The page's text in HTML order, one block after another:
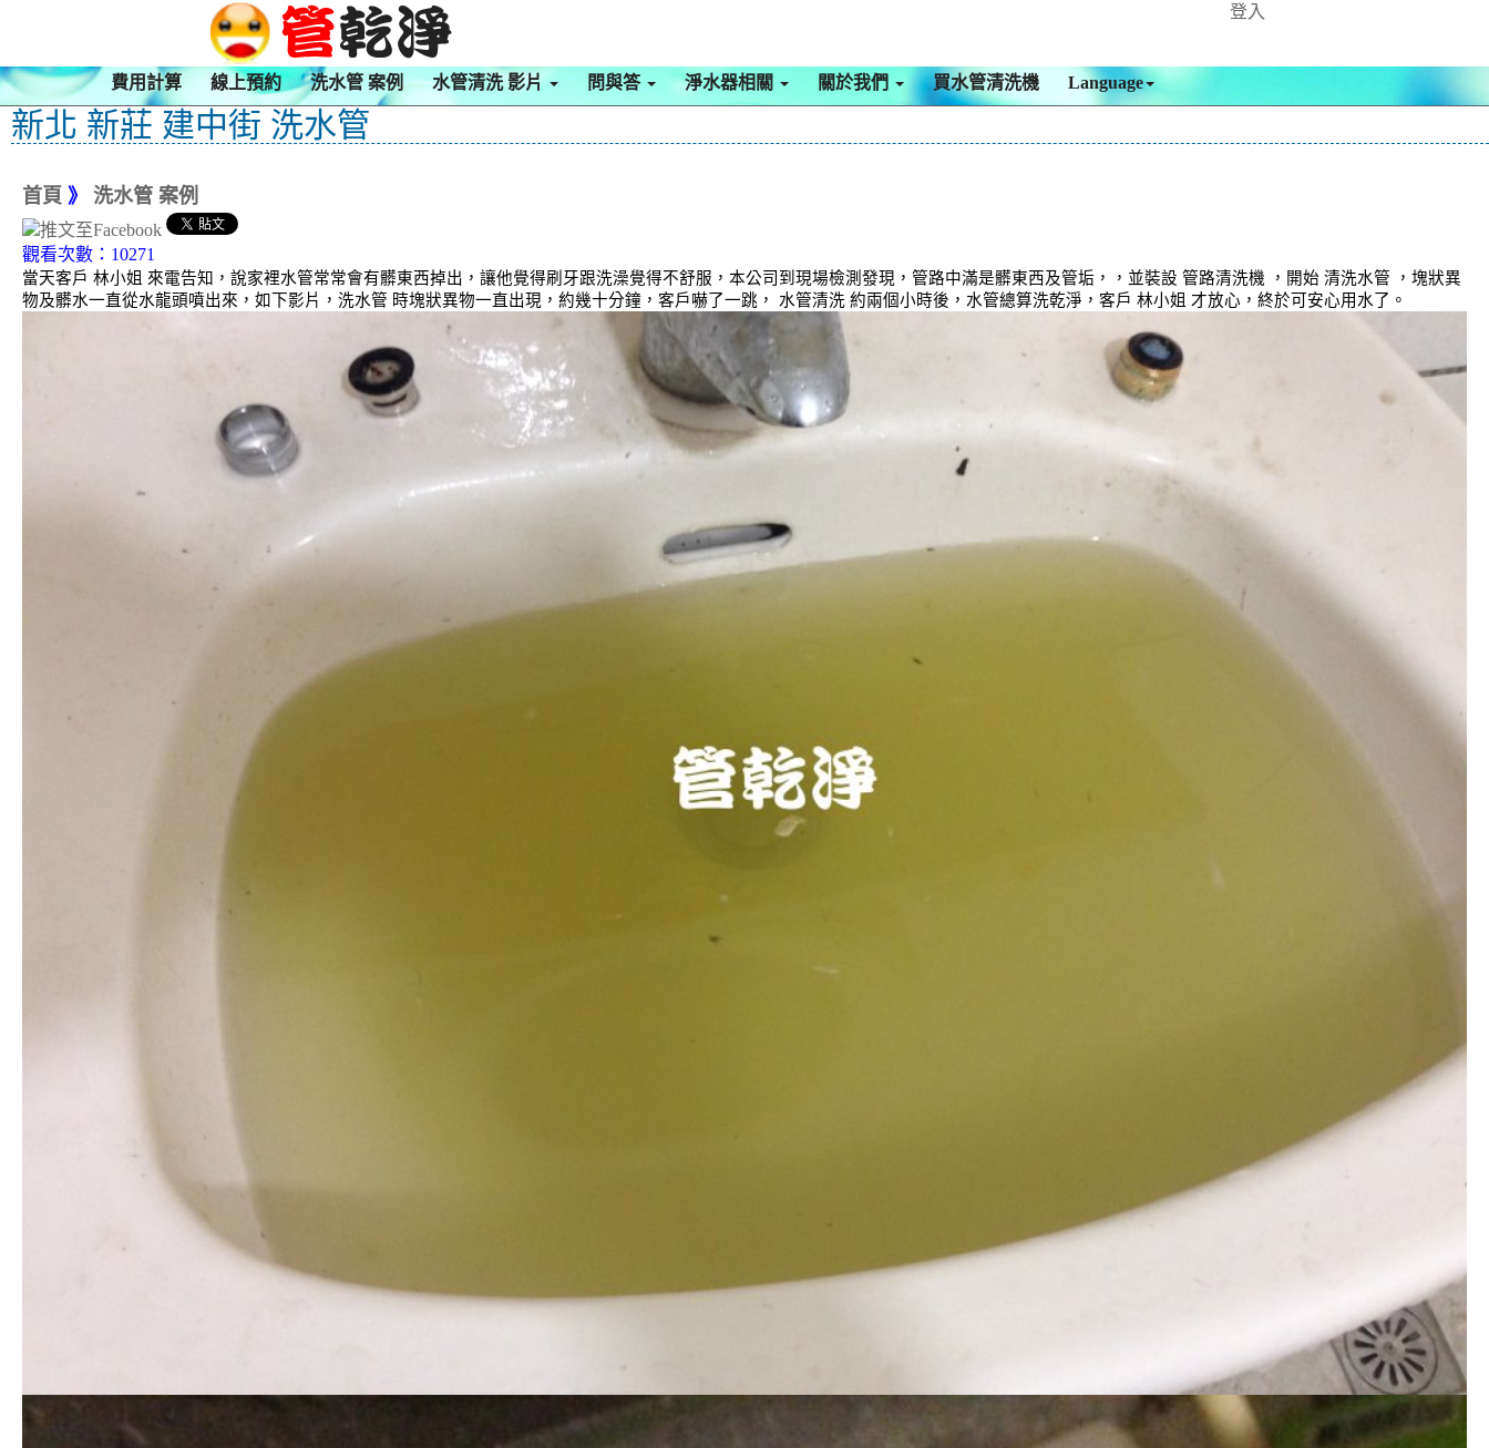
登入
費用計算 線上預約 洗水管 案例 水管清洗 影片 問與答 淨水器相關 關於我們 買水管清洗機 Language
新北 新莊 建中街 洗水管
首頁 》 洗水管 案例
觀看次數：10271
當天客戶 林小姐 來電告知，說家裡水管常常會有髒東西掉出，讓他覺得刷牙跟洗澡覺得不舒服，本公司到現場檢測發現，管路中滿是髒東西及管垢，，並裝設 管路清洗機 ，開始 清洗水管 ，塊狀異
物及髒水一直從水龍頭噴出來，如下影片，洗水管 時塊狀異物一直出現，約幾十分鐘，客戶嚇了一跳， 水管清洗 約兩個小時後，水管總算洗乾淨，客戶 林小姐 才放心，終於可安心用水了。